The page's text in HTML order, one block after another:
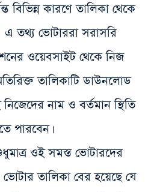
বিভিন্ন কারণে তালিকা থেকে
এ তথ্য ভোটাররা সরাসরি
ওয়েবসাইট থেকে নিজ
তালিকাটি ডাউনলোড
নাম ও বর্তমান স্থিতি
পারবেন।
ওই সমস্ত ভোটারদের
ভোটার তালিকা বের হয়েছে যে